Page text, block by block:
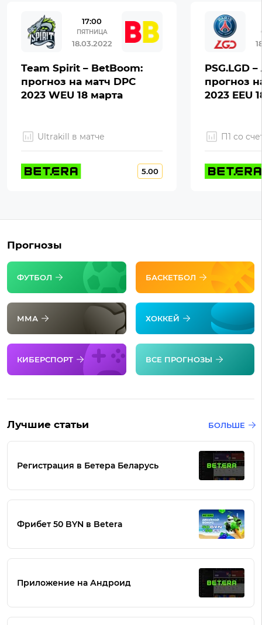
17:00
ПЯТНИЦА
18.03.2022
Team Spirit – BetBoom:
прогноз на матч DPC
2023 WEU 18 марта
Ultrakill в матче
5.00
PSG.LGD
прогноз
2023 EEU
П1 со
Прогнозы
ФУТБОЛ БАСКЕТБОЛ
ММА ХОККЕЙ
КИБЕРСПОРТ ВСЕ ПРОГНОЗЫ
Лучшие статьи БОЛЬШЕ
Регистрация в Бетера Беларусь
Фрибет 50 BYN в Betera
Приложение на Андроид